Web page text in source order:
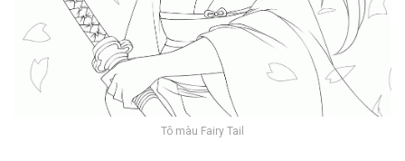
Tô màu Fairy Tail